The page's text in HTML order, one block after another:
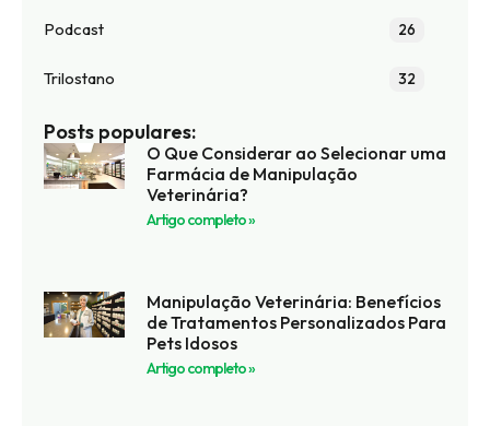
Podcast 26
Trilostano 32
Posts populares:
O Que Considerar ao Selecionar uma
Farmácia de Manipulação
Veterinária?
Artigo completo »
Manipulação Veterinária: Benefícios
de Tratamentos Personalizados Para
Pets Idosos
Artigo completo »